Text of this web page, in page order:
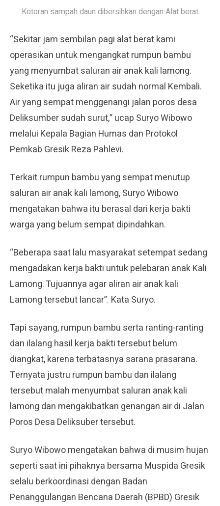
Kotoran sampah daun dibersihkan dengan Alat berat
“Sekitar jam sembilan pagi alat berat kami
operasikan untuk mengangkat rumpun bambu
yang menyumbat saluran air anak kali lamong.
Seketika itu juga aliran air sudah normal Kembali.
Air yang sempat menggenangi jalan poros desa
Deliksumber sudah surut,” ucap Suryo Wibowo
melalui Kepala Bagian Humas dan Protokol
Pemkab Gresik Reza Pahlevi.
Terkait rumpun bambu yang sempat menutup
saluran air anak kali lamong, Suryo Wibowo
mengatakan bahwa itu berasal dari kerja bakti
warga yang belum sempat dipindahkan.
“Beberapa saat lalu masyarakat setempat sedang
mengadakan kerja bakti untuk pelebaran anak Kali
Lamong. Tujuannya agar aliran air anak kali
Lamong tersebut lancar”. Kata Suryo.
Tapi sayang, rumpun bambu serta ranting-ranting
dan ilalang hasil kerja bakti tersebut belum
diangkat, karena terbatasnya sarana prasarana.
Ternyata justru rumpun bambu dan ilalang
tersebut malah menyumbat saluran anak kali
lamong dan mengakibatkan genangan air di Jalan
Poros Desa Deliksuber tersebut.
Suryo Wibowo mengatakan bahwa di musim hujan
seperti saat ini pihaknya bersama Muspida Gresik
selalu berkoordinasi dengan Badan
Penanggulangan Bencana Daerah (BPBD) Gresik